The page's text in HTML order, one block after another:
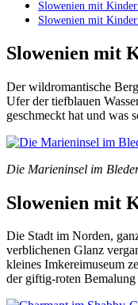
Slowenien mit
Slowenien mit
Slowenien mit
Der wildromantische
Ufer der tiefblauen
geschmeckt hat und was
Die Marieninsel im
Slowenien mit
Die Stadt im Norden,
verblichenen Glanz
kleines Imkereimuseum
der giftig-roten Bemalung